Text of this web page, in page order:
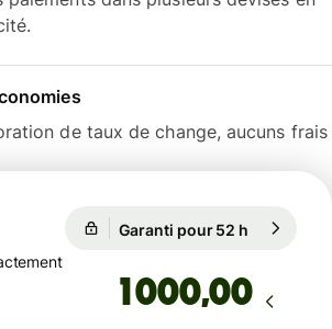
de taux de change, aucuns frais
Garanti pour 52 h
,00